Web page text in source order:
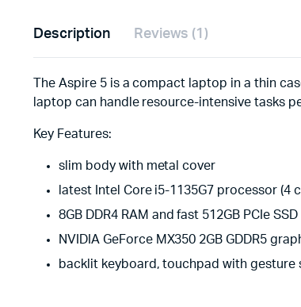
Description Reviews (1)
The Aspire 5 is a compact laptop in a thin
laptop can handle resource-intensive tasks
Key Features:
slim body with metal cover
latest Intel Core i5-1135G7 processor (4
8GB DDR4 RAM and fast 512GB PCIe SSD
NVIDIA GeForce MX350 2GB GDDR5
backlit keyboard, touchpad with gesture